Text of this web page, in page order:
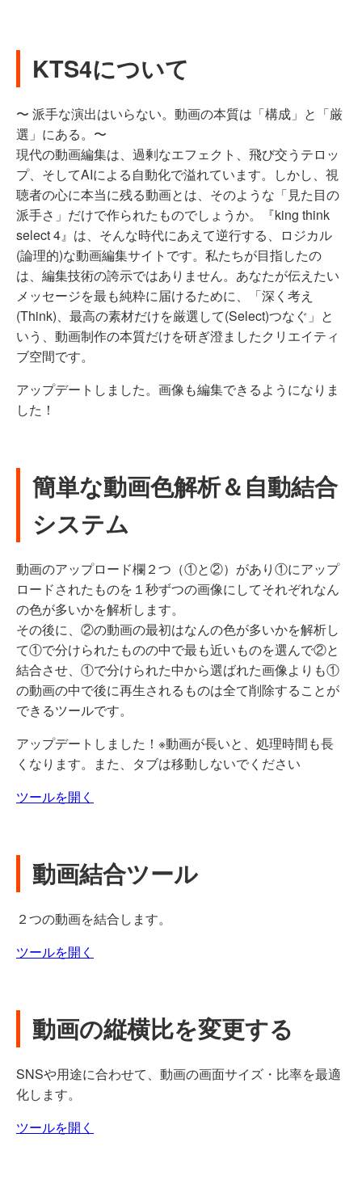
KTS4について
〜 派手な演出はいらない。動画の本質は「構成」と「厳
選」にある。〜
現代の動画編集は、過剰なエフェクト、飛び交うテロッ
プ、そしてAIによる自動化で溢れています。しかし、視
聴者の心に本当に残る動画とは、そのような「見た目の
派手さ」だけで作られたものでしょうか。『king think
select 4』は、そんな時代にあえて逆行する、ロジカル
(論理的)な動画編集サイトです。私たちが目指したの
は、編集技術の誇示ではありません。あなたが伝えたい
メッセージを最も純粋に届けるために、「深く考え
(Think)、最高の素材だけを厳選して(Select)つなぐ」と
いう、動画制作の本質だけを研ぎ澄ましたクリエイティ
ブ空間です。
アップデートしました。画像も編集できるようになりま
した！
簡単な動画色解析＆自動結合
システム
動画のアップロード欄２つ（①と②）があり①にアップ
ロードされたものを１秒ずつの画像にしてそれぞれなん
の色が多いかを解析します。
その後に、②の動画の最初はなんの色が多いかを解析し
て①で分けられたものの中で最も近いものを選んで②と
結合させ、①で分けられた中から選ばれた画像よりも①
の動画の中で後に再生されるものは全て削除することが
できるツールです。
アップデートしました！※動画が長いと、処理時間も長
くなります。また、タブは移動しないでください
ツールを開く
動画結合ツール
２つの動画を結合します。
ツールを開く
動画の縦横比を変更する
SNSや用途に合わせて、動画の画面サイズ・比率を最適
化します。
ツールを開く